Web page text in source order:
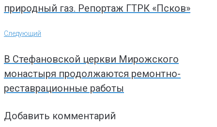
природный газ. Репортаж ГТРК «Псков»
Следующий
Следующий
В Стефановской церкви Мирожского
монастыря продолжаются ремонтно-
реставрационные работы
Добавить комментарий